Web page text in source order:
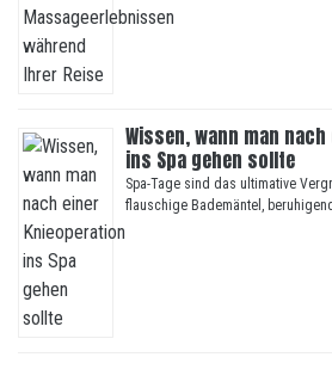
Wissen, wann man
ins Spa gehen sollte
Spa-Tage sind das ultimative
flauschige Bademäntel,